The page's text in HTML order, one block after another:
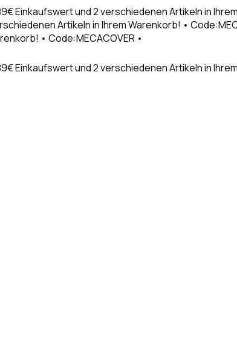
Einkaufswert und 2 verschiedenen Artikeln in
Artikeln in Ihrem Warenkorb! •
• Code:MECACOVER •
Einkaufswert und 2 verschiedenen Artikeln in